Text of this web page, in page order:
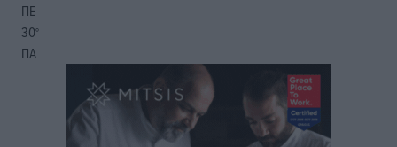
ΠΕ
30°
ΠΑ